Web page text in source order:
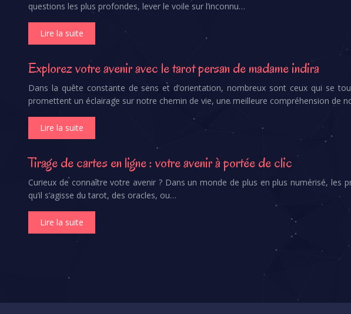
questions les plus profondes, lever le voile sur l’inconnu…
Lire la suite
Explorez votre avenir avec le tarot persan de madame indira
Dans la quête constante de sens et d’orientation, nombreux sont ceux qui se
promettent un éclairage sur notre chemin de vie, une meilleure compréhension de
Lire la suite
Tirage de cartes en ligne : votre avenir à portée de clic
Curieux de connaître votre avenir ? Dans un monde de plus en plus numérisé,
qu’il s’agisse du tarot, des oracles, ou…
Lire la suite